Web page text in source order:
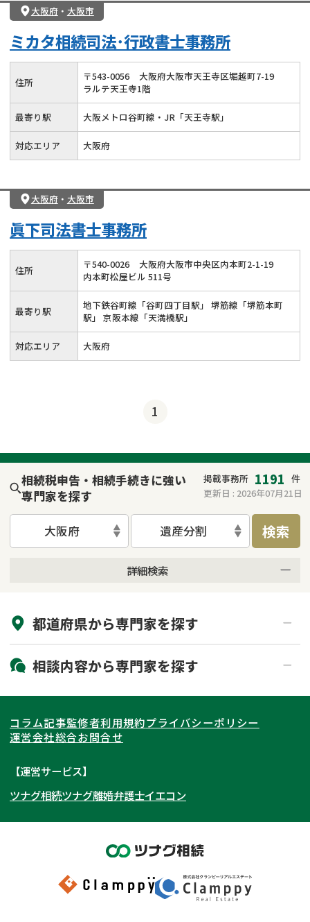
大阪府・ 大阪市
ミカタ相続司法･行政書士事務所
住所 〒543-0056
大阪府大阪市天王寺区堀越町7-19
ラルテ天王寺1階
最寄り駅 大阪メトロ谷町線・JR「天王寺駅」
対応エリア 大阪府
大阪府・ 大阪市
眞下司法書士事務所
住所 〒540-0026
大阪府大阪市中央区内本町2-1-19
内本町松屋ビル 511号
最寄り駅
地下鉄谷町線「谷町四丁目駅」 堺筋線「堺筋本町
駅」 京阪本線「天満橋駅」
対応エリア 大阪府
1
相続税申告・相続手続きに強い
専門家を探す
掲載事務所 1191 件
更新日 : 2026年07月21日
大阪府 遺産分割 検索
詳細検索
初回相談無料
土日祝の相談可能
都道府県から専門家を探す
北海道・東北
北海道 青森県
岩手県 宮城県
秋田県
福島県
関東
東京都 神奈川県
埼玉県
茨城県 群馬県
東海
愛知県
岐阜県 山梨県
関西
大阪府 京都府
奈良県
和歌山県
北陸・甲信越
石川県
富山県
岡山県
九州・沖縄
相談内容から専門家を探す
相続登記
遺産分割
相続手続き
家族信託
成年後見・任意後見
相続財産調査
不動産評価(相続不動産)
相続トラブル
コラム記事監修者利用規約プライバシーポリシー
運営会社総合お問合せ
【運営サービス】
ツナグ相続ツナグ離婚弁護士イエコン